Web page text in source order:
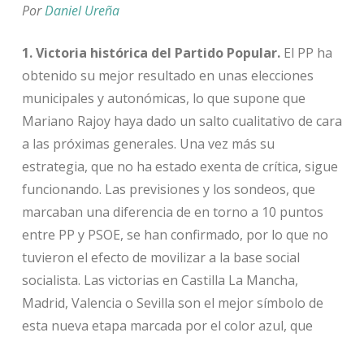
PorDaniel Ureña
1. Victoria histórica del Partido Popular.El PP ha
obtenido su mejor resultado en unas elecciones
municipales y autonómicas, lo que supone que
Mariano Rajoy haya dado un salto cualitativo de cara
a las próximas generales. Una vez más su
estrategia, que no ha estado exenta de crítica, sigue
funcionando. Las previsiones y los sondeos, que
marcaban una diferencia de en torno a 10 puntos
entre PP y PSOE, se han confirmado, por lo que no
tuvieron el efecto de movilizar a la base social
socialista. Las victorias en Castilla La Mancha,
Madrid, Valencia o Sevilla son el mejor símbolo de
esta nueva etapa marcada por el color azul, que